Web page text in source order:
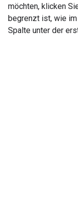
möchten, klicken
begrenzt ist, wie
Spalte unter der